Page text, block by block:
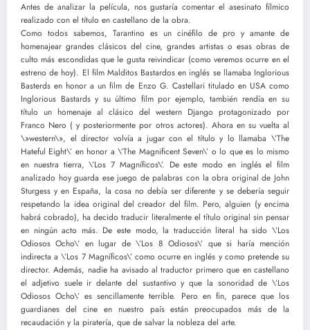
Antes de analizar la película, nos gustaría comentar el asesinato fílmico
realizado con el título en castellano de la obra.
Como todos sabemos, Tarantino es un cinéfilo de pro y amante de
homenajear grandes clásicos del cine, grandes artistas o esas obras de
culto más escondidas que le gusta reivindicar (como veremos ocurre en el
estreno de hoy). El film Malditos Bastardos en inglés se llamaba Inglorious
Basterds en honor a un film de Enzo G. Castellari titulado en USA como
Inglorious Bastards y su último film por ejemplo, también rendía en su
título un homenaje al clásico del western Django protagonizado por
Franco Nero ( y posteriormente por otros actores). Ahora en su vuelta al
\»western\», el director volvía a jugar con el título y lo llamaba \’The
Hateful Eight\’ en honor a \’The Magnificent Seven\’ o lo que es lo mismo
en nuestra tierra, \’Los 7 Magníficos\’. De este modo en inglés el film
analizado hoy guarda ese juego de palabras con la obra original de John
Sturgess y en España, la cosa no debía ser diferente y se debería seguir
respetando la idea original del creador del film. Pero, alguien (y encima
habrá cobrado), ha decido traducir literalmente el título original sin pensar
en ningún acto más. De este modo, la traducción literal ha sido \’Los
Odiosos Ocho\’ en lugar de \’Los 8 Odiosos\’ que si haría mención
indirecta a \’Los 7 Magníficos\’ como ocurre en inglés y como pretende su
director. Además, nadie ha avisado al traductor primero que en castellano
el adjetivo suele ir delante del sustantivo y que la sonoridad de \’Los
Odiosos Ocho\’ es sencillamente terrible. Pero en fin, parece que los
guardianes del cine en nuestro país están preocupados más de la
recaudación y la piratería, que de salvar la nobleza del arte.